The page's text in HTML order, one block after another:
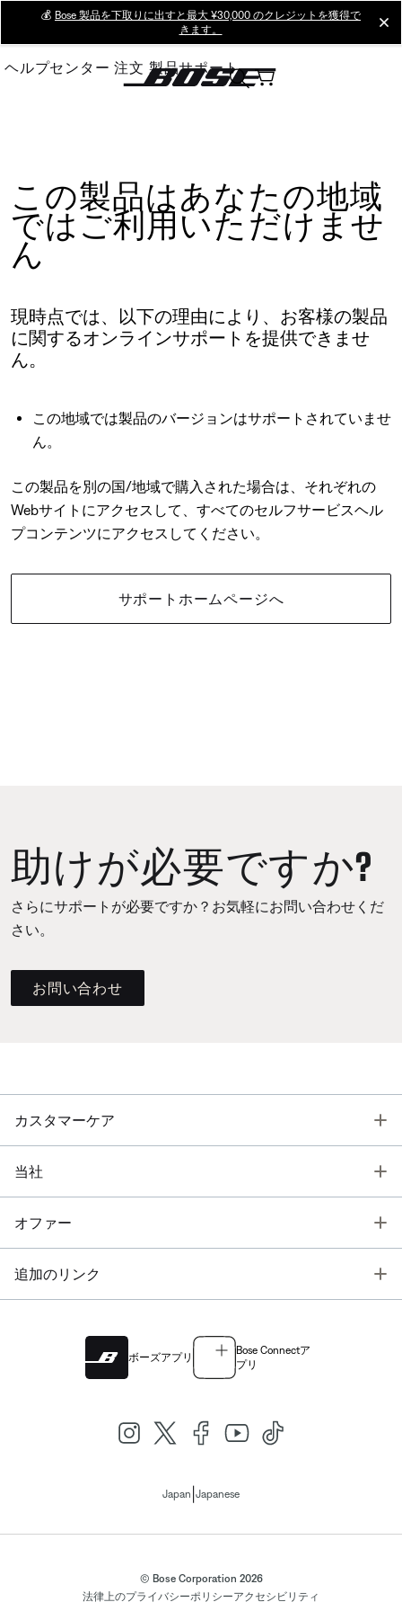
Main
💰 Bose 製品を下取りに出すと最大 ¥30,000 のクレジットを獲得で
きます。
ヘルプセンター 注文 製品サポート
この製品はあなたの地域
ではご利用いただけませ
ん
現時点では、以下の理由により、お客様の製品
に関するオンラインサポートを提供できませ
ん。
この地域では製品のバージョンはサポートされていませ
ん。
この製品を別の国/地域で購入された場合は、それぞれの
Webサイトにアクセスして、すべてのセルフサービスヘル
プコンテンツにアクセスしてください。
サポートホームページへ
助けが必要ですか?
さらにサポートが必要ですか？お気軽にお問い合わせくだ
さい。
お問い合わせ
カスタマーケア
当社
オファー
追加のリンク
ボーズアプリ
Bose Connectア
プリ
Japan Japanese
© Bose Corporation 2026
法律上のプライバシーポリシーアクセシビリティ